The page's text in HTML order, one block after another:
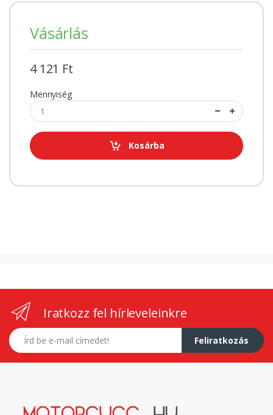
Vásárlás
4 121 Ft
Mennyiség
Kosárba
Iratkozz fel hírleveleinkre
E-mail címed
Feliratkozás